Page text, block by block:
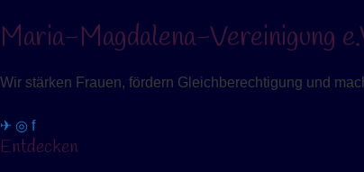
Maria-Magdalena-Vereinigung
Wir stärken Frauen, fördern Gleichberechtigung und
✈ ◎ f
Entdecken